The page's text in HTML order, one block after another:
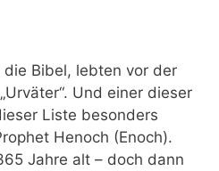
Bibel, lebten vor der
Und einer dieser
Liste besonders
Henoch (Enoch).
Jahre alt – doch dann